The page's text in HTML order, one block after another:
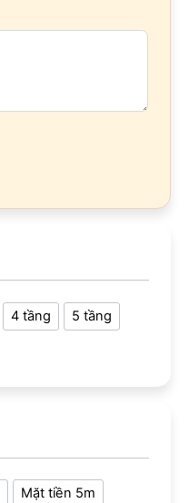
4 tầng 5 tầng
Mặt tiền 5m